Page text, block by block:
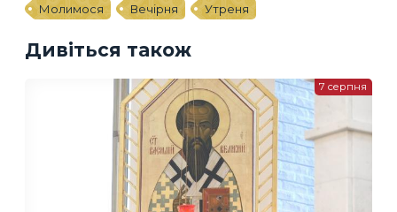
Молимося
Вечірня Утреня
Дивіться також
7 серпня